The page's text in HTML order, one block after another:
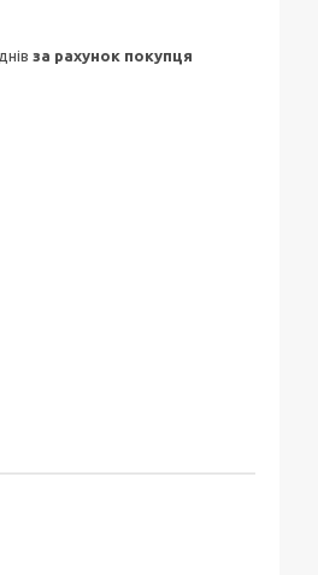
за рахунок покупця